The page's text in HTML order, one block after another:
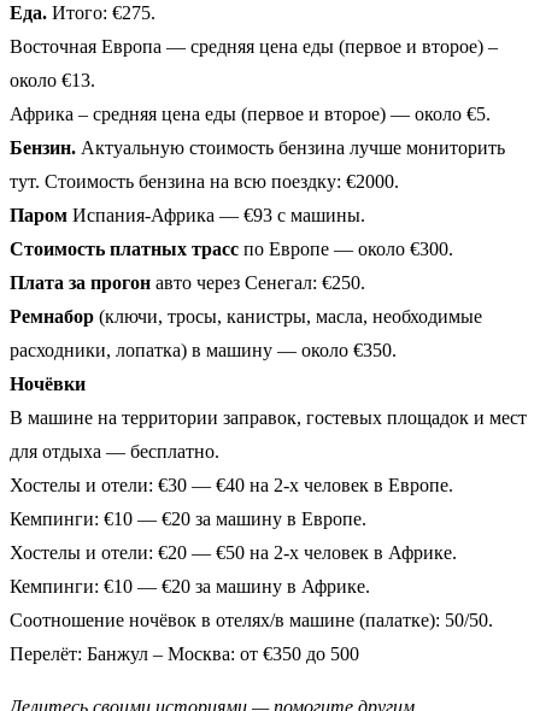
Еда. Итого: €275.
Восточная Европа — средняя цена еды (первое и второе) –
около €13.
Африка – средняя цена еды (первое и второе) — около €5.
Бензин. Актуальную стоимость бензина лучше мониторить
тут. Стоимость бензина на всю поездку: €2000.
Паром Испания-Африка — €93 с машины.
Стоимость платных трасс по Европе — около €300.
Плата за прогон авто через Сенегал: €250.
Ремнабор (ключи, тросы, канистры, масла, необходимые
расходники, лопатка) в машину — около €350.
Ночёвки
В машине на территории заправок, гостевых площадок и мест
для отдыха — бесплатно.
Хостелы и отели: €30 — €40 на 2-х человек в Европе.
Кемпинги: €10 — €20 за машину в Европе.
Хостелы и отели: €20 — €50 на 2-х человек в Африке.
Кемпинги: €10 — €20 за машину в Африке.
Соотношение ночёвок в отелях/в машине (палатке): 50/50.
Перелёт: Банжул – Москва: от €350 до 500
Делитесь своими историями — помогите другим